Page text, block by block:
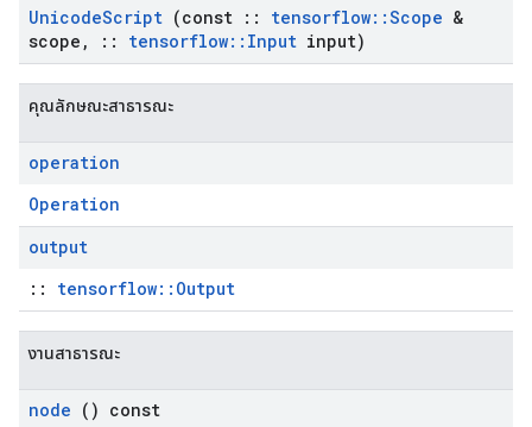
UnicodeScript (const :: tensorflow::Scope &
scope , :: tensorflow:: Input input)
คุณลักษณะสาธารณะ
operation
Operation
output
:: tensorflow::Output
งานสาธารณะ
node () const